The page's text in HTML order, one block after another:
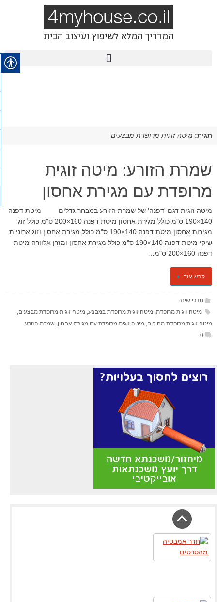
תגית: מיטה זוגית מרופדת מבצעים
שמרת הזורע: מיטה זוגית
מרופדת עם מגירת אחסון
מיטה זוגית דגם 'דפנה' של שמרת הזורע במבחר גדלים מיטת דפנה
140×190 ס"מ כולל מגירת אחסון מיטת דפנה 160×200 ס"מ כולל זוג
מגירות אחסון מיטת דפנה 140×190 ס"מ כולל מגירת אחסון וזוג ארוניות
שיקי מיטת דפנה 140×190 ס"מ כולל מגירת אחסון ומזרן אלוורה מיטת
דפנה 160×200 ס"מ…
קרא עוד
חדרי שינה
מיטה זוגית מרופדת, מיטה זוגית מרופדת במבצע, מיטה זוגית מרופדת מבצעים
מיטה זוגית מרופדת מחירים מיטה זוגית מרופדת עם מגירת אחסון שמרת הזורע
0